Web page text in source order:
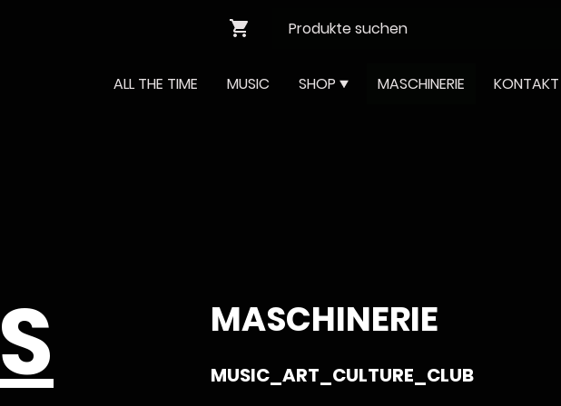
ALL THE TIME MUSIC SHOP MASCHINERIE KONTAKT
MASCHINERIE
MUSIC_ART_CULTURE_CLUB